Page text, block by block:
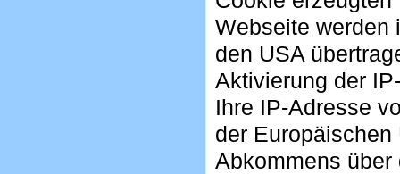
Webseite werden
den USA
Aktivierung der
Ihre IP-Adresse
der
Abkommens